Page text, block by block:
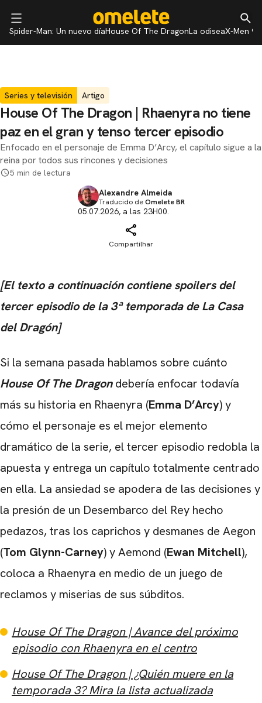
Spider-Man: Un nuevo díaHouse Of The DragonLa odiseaX-Men 97
Series y televisión Artigo
House Of The Dragon | Rhaenyra no tiene
paz en el gran y tenso tercer episodio
Enfocado en el personaje de Emma D’Arcy, el capítulo sigue a la
reina por todos sus rincones y decisiones
5 min de lectura
Alexandre Almeida
Traducido deOmelete BR
05.07.2026, a las 23H00.
Compartilhar
[El texto a continuación contiene spoilers del
tercer episodio de la 3ª temporada de La Casa
del Dragón]
Si la semana pasada hablamos sobre cuánto
House Of The Dragondebería enfocar todavía
más su historia en Rhaenyra (Emma D’Arcy) y
cómo el personaje es el mejor elemento
dramático de la serie, el tercer episodio redobla la
apuesta y entrega un capítulo totalmente centrado
en ella. La ansiedad se apodera de las decisiones y
la presión de un Desembarco del Rey hecho
pedazos, tras los caprichos y desmanes de Aegon
(Tom Glynn-Carney) y Aemond (Ewan Mitchell),
coloca a Rhaenyra en medio de un juego de
reclamos y miserias de sus súbditos.
House Of The Dragon | Avance del próximo
episodio con Rhaenyra en el centro
House Of The Dragon | ¿Quién muere en la
temporada 3? Mira la lista actualizada